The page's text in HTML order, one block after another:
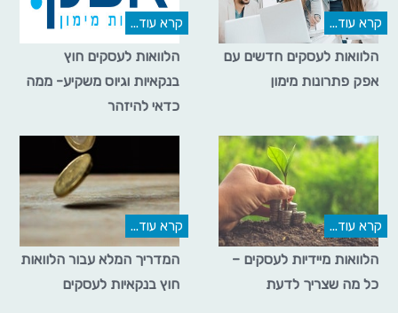
קרא עוד...
הלוואות לעסקים חדשים עם
אפק פתרונות מימון
קרא עוד...
הלוואות לעסקים חוץ
בנקאיות וגיוס משקיע- ממה
כדאי להיזהר
קרא עוד...
הלוואות מיידיות לעסקים –
כל מה שצריך לדעת
קרא עוד...
המדריך המלא עבור הלוואות
חוץ בנקאיות לעסקים